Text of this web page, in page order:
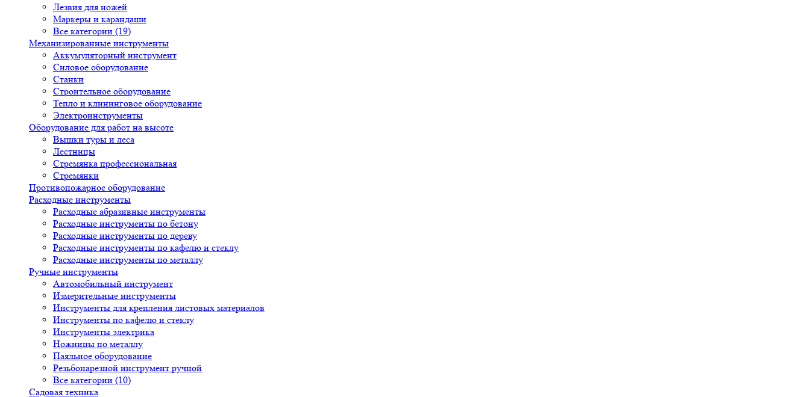
Лезвия для ножей
Маркеры и карандаши
Все категории (19)
Механизированные инструменты
Аккумуляторный инструмент
Силовое оборудование
Станки
Строительное оборудование
Тепло и клининговое оборудование
Электроинструменты
Оборудование для работ на высоте
Вышки туры и леса
Лестницы
Стремянка профессиональная
Стремянки
Противопожарное оборудование
Расходные инструменты
Расходные абразивные инструменты
Расходные инструменты по бетону
Расходные инструменты по дереву
Расходные инструменты по кафелю и стеклу
Расходные инструменты по металлу
Ручные инструменты
Автомобильный инструмент
Измерительные инструменты
Инструменты для крепления листовых материалов
Инструменты по кафелю и стеклу
Инструменты электрика
Ножницы по металлу
Паяльное оборудование
Резьбонарезной инструмент ручной
Все категории (10)
Садовая техника